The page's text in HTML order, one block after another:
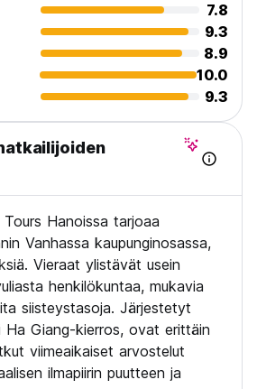
7.8
9.3
8.9
10.0
9.3
Hanoissa tarjoaa
Vanhassa kaupunginosassa,
Vieraat ylistävät usein
henkilökuntaa, mukavia
siisteystasoja. Järjestetyt
Giang-kierros, ovat erittäin
viimeaikaiset arvostelut
ilmapiirin puutteen ja